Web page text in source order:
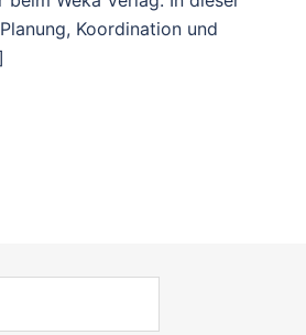
Koordination und